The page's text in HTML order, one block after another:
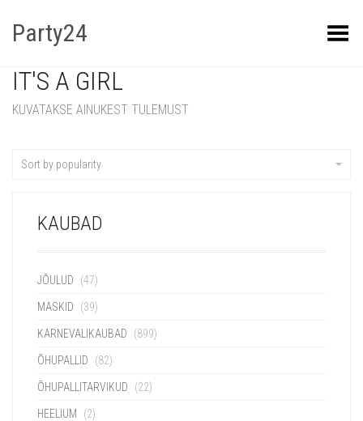
Party24 Kuva menüü
IT'S A GIRL
KUVATAKSE AINUKEST TULEMUST
Sort by popularity
KAUBAD
JÕULUD (47)
MASKID (39)
KARNEVALIKAUBAD (899)
ÕHUPALLID (82)
ÕHUPALLITARVIKUD (22)
HEELIUM (2)